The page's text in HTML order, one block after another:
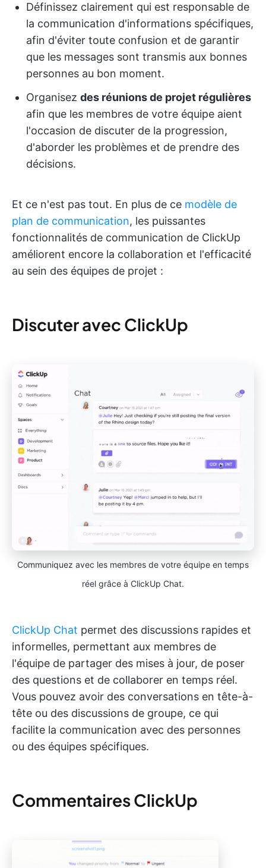
Définissez clairement qui est responsable de
la communication d'informations spécifiques,
afin d'éviter toute confusion et de garantir
que les messages sont transmis aux bonnes
personnes au bon moment.
Organisez des réunions de projet régulières
afin que les membres de votre équipe aient
l'occasion de discuter de la progression,
d'aborder les problèmes et de prendre des
décisions.
Et ce n'est pas tout. En plus de ce modèle de
plan de communication, les puissantes
fonctionnalités de communication de ClickUp
améliorent encore la collaboration et l'efficacité
au sein des équipes de projet :
Discuter avec ClickUp
Communiquez avec les membres de votre équipe en temps
réel grâce à ClickUp Chat.
ClickUp Chat permet des discussions rapides et
informelles, permettant aux membres de
l'équipe de partager des mises à jour, de poser
des questions et de collaborer en temps réel.
Vous pouvez avoir des conversations en tête-à-
tête ou des discussions de groupe, ce qui
facilite la communication avec des personnes
ou des équipes spécifiques.
Commentaires ClickUp